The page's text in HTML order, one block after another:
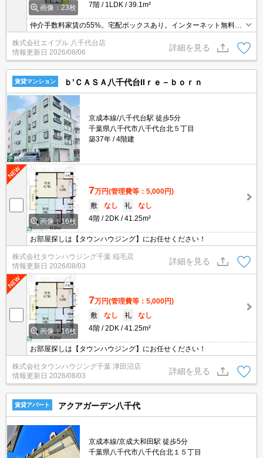
画像：23枚
7階
1LDK 39.1m²
仲介手数料家賃の55%。宅配ボックスあり。インターネット無料。
経済的な都市ガス使用。フリーレント1ヶ月。退去時、ルームクリ
ーニング費用50,000円+実費。内見予約受付中。最新情報随時更新
中。
株式会社エイブル 八千代台店
情報更新日 2026/08/06
詳細を見る
賃貸マンション ｂ’ＣＡＳＡ八千代台IIｒｅ－ｂｏｒｎ
京成本線/八千代台駅 徒歩5分
千葉県八千代市八千代台北５丁目
築37年
4階建
画像：16枚
7万円(管理費等：5,000円)
敷
なし 礼
なし
4階
2DK 41.25m²
お部屋探しは【タウンハウジング】にお任せください！
株式会社タウンハウジング千葉 稲毛店
情報更新日 2026/08/03
詳細を見る
画像：16枚
7万円(管理費等：5,000円)
敷
なし 礼
なし
4階
2DK 41.25m²
お部屋探しは【タウンハウジング】にお任せください！
株式会社タウンハウジング千葉 津田沼店
情報更新日 2026/08/03
詳細を見る
賃貸アパート アクアガーデン八千代
京成本線/京成大和田駅 徒歩5分
千葉県八千代市八千代台北１５丁目